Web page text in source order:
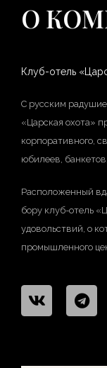
О
Клуб-отель
С русским
«Царская охота»
корпоративного,
юбилеев,
Расположенный
бору клуб-отель
удовольствий, о
промышленного